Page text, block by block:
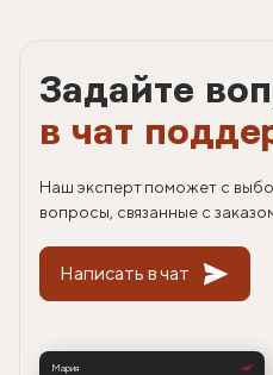
Задайте
в чат
Наш эксперт поможет с
вопросы, связанные с
Написать в чат
Мария